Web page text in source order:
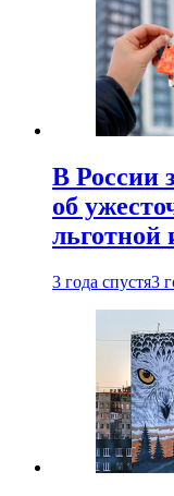
В России
об
льготной
3 года спустя3